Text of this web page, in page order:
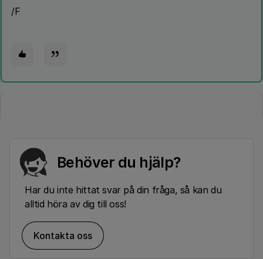
/F
Behöver du hjälp?
Har du inte hittat svar på din fråga, så kan du
alltid höra av dig till oss!
Kontakta oss